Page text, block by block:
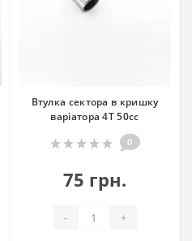
Втулка сектора в кришку
варіатора 4Т 50сс
0
75 грн.
- +